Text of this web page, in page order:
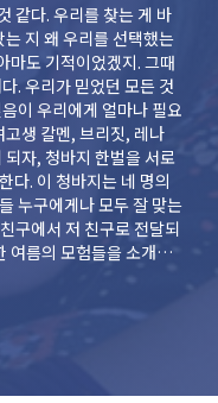
같다. 우리를 찾는 게 바
지 왜 우리를 선택했는
마도 기적이었겠지. 그때
. 우리가 믿었던 모든 것
이 우리에게 얼마나 필요
자, 청바지 한벌을 서로
다. 이 청바지는 네 명의
누구에게나 모두 잘 맞는
구에서 저 친구로 전달되
여름의 모험들을 소개한